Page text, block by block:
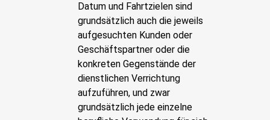
Datum und Fahrtzielen sind
grundsätzlich auch die jeweils
aufgesuchten Kunden oder
Geschäftspartner oder die
konkreten Gegenstände der
dienstlichen Verrichtung
aufzuführen, und zwar
grundsätzlich jede einzelne